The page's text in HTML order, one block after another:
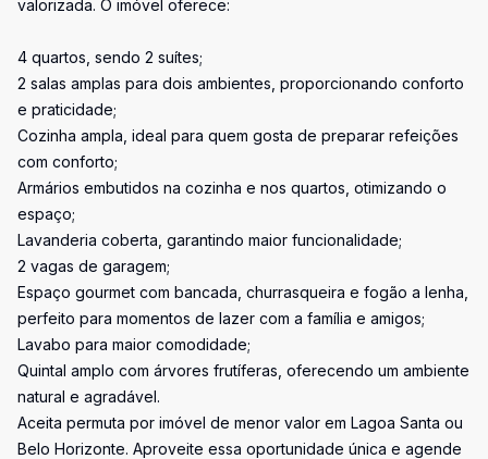
valorizada. O imóvel oferece:
4 quartos, sendo 2 suítes;
2 salas amplas para dois ambientes, proporcionando conforto
e praticidade;
Cozinha ampla, ideal para quem gosta de preparar refeições
com conforto;
Armários embutidos na cozinha e nos quartos, otimizando o
espaço;
Lavanderia coberta, garantindo maior funcionalidade;
2 vagas de garagem;
Espaço gourmet com bancada, churrasqueira e fogão a lenha,
perfeito para momentos de lazer com a família e amigos;
Lavabo para maior comodidade;
Quintal amplo com árvores frutíferas, oferecendo um ambiente
natural e agradável.
Aceita permuta por imóvel de menor valor em Lagoa Santa ou
Belo Horizonte. Aproveite essa oportunidade única e agende